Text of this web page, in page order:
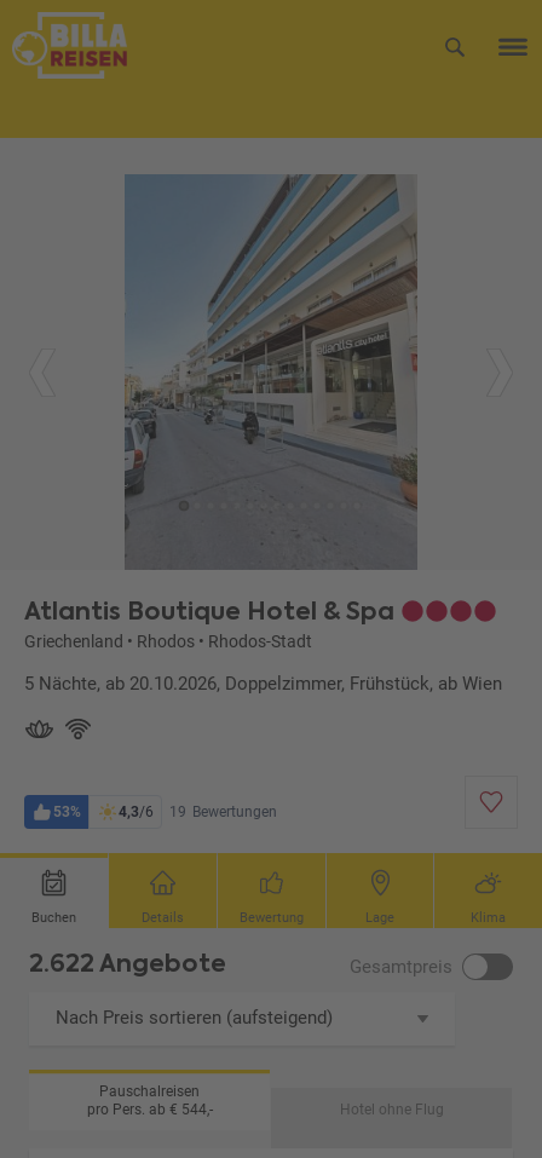
Atlantis Boutique Hotel & Spa
Griechenland • Rhodos • Rhodos-Stadt
5 Nächte, ab 20.10.2026, Doppelzimmer, Frühstück, ab Wien
53% 4,3/6 19 Bewertungen
Buchen Details Bewertung Lage Klima
2.622 Angebote Gesamtpreis
Nach Preis sortieren (aufsteigend)
Pauschalreisen
pro Pers. ab € 544,-
Hotel ohne Flug